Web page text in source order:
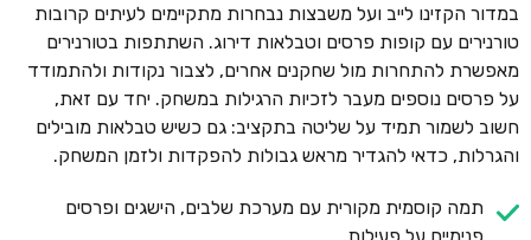
במדור הקזינו לייב ועל משבצות נבחרות מתקיימים לעיתים קרובות
טורנירים עם קופות פרסים וטבלאות דירוג. השתתפות בטורנירים
מאפשרת להתחרות מול שחקנים אחרים, לצבור נקודות ולהתמודד
על פרסים נוספים מעבר לזכיות הרגילות במשחק. יחד עם זאת,
חשוב לשמור תמיד על שליטה בתקציב: גם כשיש טבלאות מובילים
והגרלות, כדאי להגדיר מראש גבולות להפקדות ולזמן המשחק.
תמה קוסמית מקורית עם מערכת שלבים, הישגים ופרסים